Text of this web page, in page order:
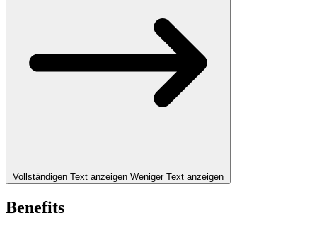
Vollständigen Text anzeigen Weniger Text anzeigen
Benefits